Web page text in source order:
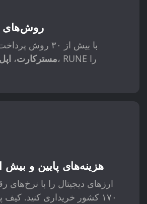
روش‌های
با بیش از ۳۰ روش پرداخت، از جمله
مسترکارت،
، RUNE را
هزینه‌های پایین و بیش از ۱۷۰
ارزهای دیجیتال را با نرخ‌های
۱۷۰ کشور خریداری کنید.